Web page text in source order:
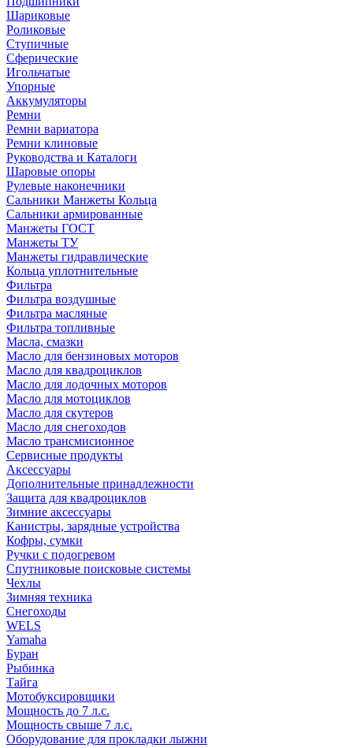
Шариковые
Роликовые
Ступичные
Сферические
Игольчатые
Упорные
Аккумуляторы
Ремни
Ремни вариатора
Ремни клиновые
Руководства и Каталоги
Шаровые опоры
Рулевые наконечники
Сальники Манжеты Кольца
Сальники армированные
Манжеты ГОСТ
Манжеты ТУ
Манжеты гидравлические
Кольца уплотнительные
Фильтра
Фильтра воздушные
Фильтра масляные
Фильтра топливные
Масла, смазки
Масло для бензиновых моторов
Масло для квадроциклов
Масло для лодочных моторов
Масло для мотоциклов
Масло для скутеров
Масло для снегоходов
Масло трансмисионное
Сервисные продукты
Аксессуары
Дополнительные принадлежности
Защита для квадроциклов
Зимние аксессуары
Канистры, зарядные устройства
Кофры, сумки
Ручки с подогревом
Спутниковые поисковые системы
Чехлы
Зимняя техника
Снегоходы
WELS
Yamaha
Буран
Рыбинка
Тайга
Мотобуксировщики
Мощность до 7 л.с.
Мощность свыше 7 л.с.
Оборудование для прокладки лыжни